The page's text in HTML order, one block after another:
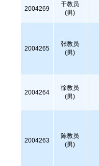
2004269
干教员
(男)
2004265
张教员
(男)
2004264
徐教员
(男)
2004263
陈教员
(男)